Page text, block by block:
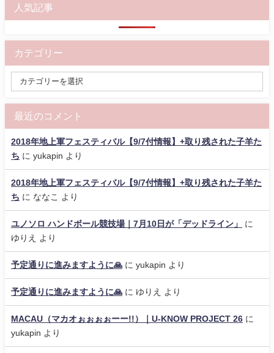
人気記事
カテゴリー
最近のコメント
2018年地上軍フェスティバル【9/7付情報】+取り残された子羊た
ち に yukapin より
2018年地上軍フェスティバル【9/7付情報】+取り残された子羊た
ち に ななこ より
ユノソロ ハンドボール競技場｜7月10日が「デッドライン」
に
ゆりえ
より
予定通りに進みますように🙏 に yukapin より
予定通りに進みますように🙏 に ゆりえ より
MACAU（マカオぉぉぉぉーー!!）｜U-KNOW PROJECT 26 に
yukapin より